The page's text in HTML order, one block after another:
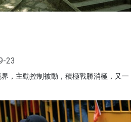
23
，主動控制被動，積極戰勝消極，又一